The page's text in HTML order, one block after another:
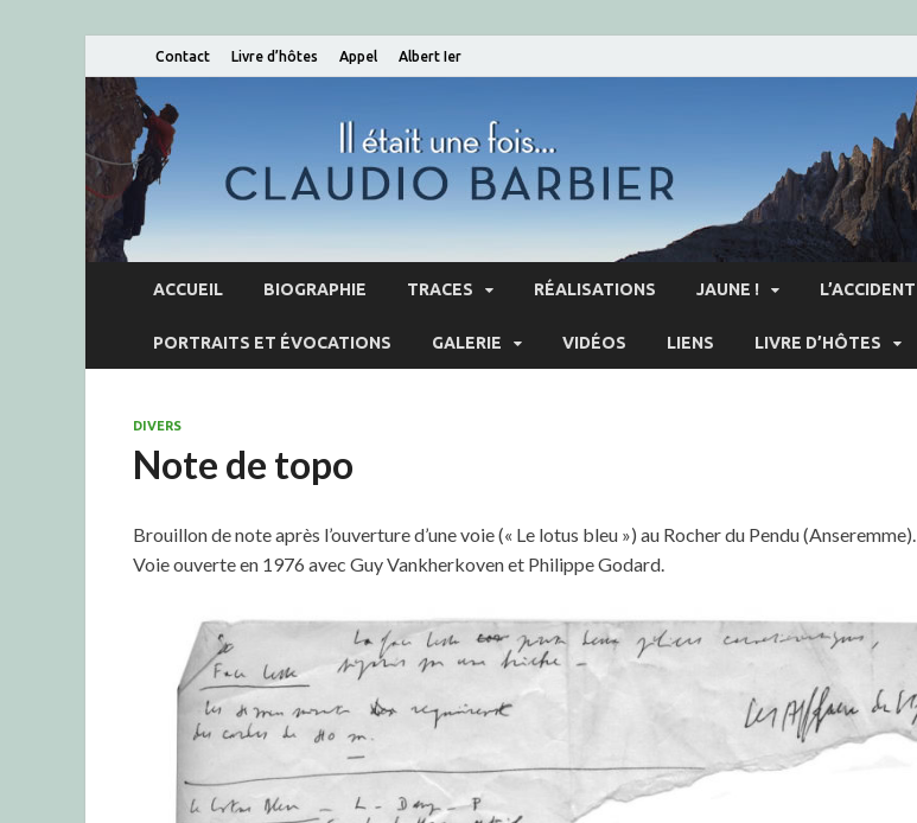
Contact Livre d’hôtes Appel Albert Ier
ACCUEIL BIOGRAPHIE TRACES RÉALISATIONS JAUNE ! L’ACCIDENT
PORTRAITS ET ÉVOCATIONS GALERIE VIDÉOS LIENS LIVRE D’HÔTES
DIVERS
Note de topo
Brouillon de note après l’ouverture d’une voie (« Le lotus bleu ») au Rocher du Pendu (Anseremme).
Voie ouverte en 1976 avec Guy Vankherkoven et Philippe Godard.